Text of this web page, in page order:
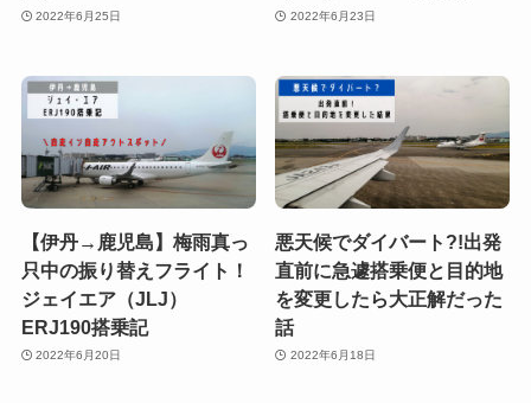
2022年6月25日 2022年6月23日
【伊丹→鹿児島】梅雨真っ
只中の振り替えフライト！
ジェイエア（JLJ）
ERJ190搭乗記
2022年6月20日
悪天候でダイバート?!出発
直前に急遽搭乗便と目的地
を変更したら大正解だった
話
2022年6月18日